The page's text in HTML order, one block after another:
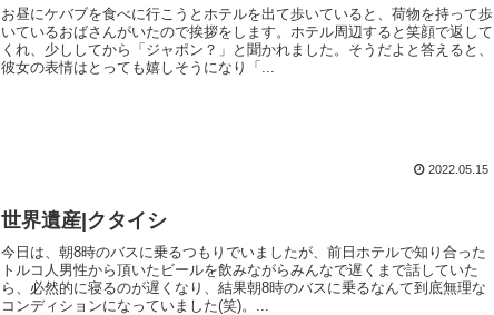
お昼にケバブを食べに行こうとホテルを出て歩いていると、荷物を持って歩
いているおばさんがいたので挨拶をします。ホテル周辺すると笑顔で返して
くれ、少ししてから「ジャポン？」と聞かれました。そうだよと答えると、
彼女の表情はとっても嬉しそうになり「...
2022.05.15
世界遺産|クタイシ
今日は、朝8時のバスに乗るつもりでいましたが、前日ホテルで知り合った
トルコ人男性から頂いたビールを飲みながらみんなで遅くまで話していた
ら、必然的に寝るのが遅くなり、結果朝8時のバスに乗るなんて到底無理な
コンディションになっていました(笑)。...